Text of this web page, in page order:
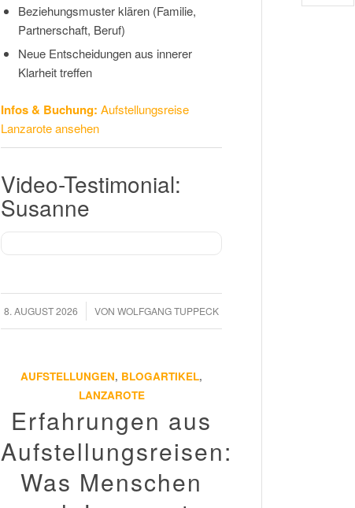
Beziehungsmuster klären (Familie,
Partnerschaft, Beruf)
Neue Entscheidungen aus innerer
Klarheit treffen
Infos & Buchung: Aufstellungsreise
Lanzarote ansehen
Video-Testimonial:
Susanne
8. AUGUST 2026
/ VONWOLFGANG TUPPECK
AUFSTELLUNGEN, BLOGARTIKEL,
LANZAROTE
Erfahrungen aus
Aufstellungsreisen:
Was Menschen